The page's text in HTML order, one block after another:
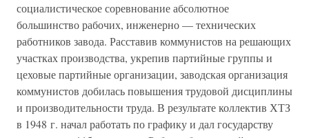
социалистическое соревнование абсолютное
большинство рабочих, инженерно — технических
работников завода. Расставив коммунистов на решающих
участках производства, укрепив партийные группы и
цеховые партийные организации, заводская организация
коммунистов добилась повышения трудовой дисциплины
и производительности труда. В результате коллектив ХТЗ
в 1948 г. начал работать по графику и дал государству